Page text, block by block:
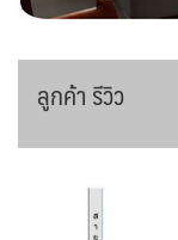
ลูกค้า รีวิว